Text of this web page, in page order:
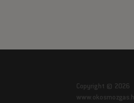
Copyright © 2026